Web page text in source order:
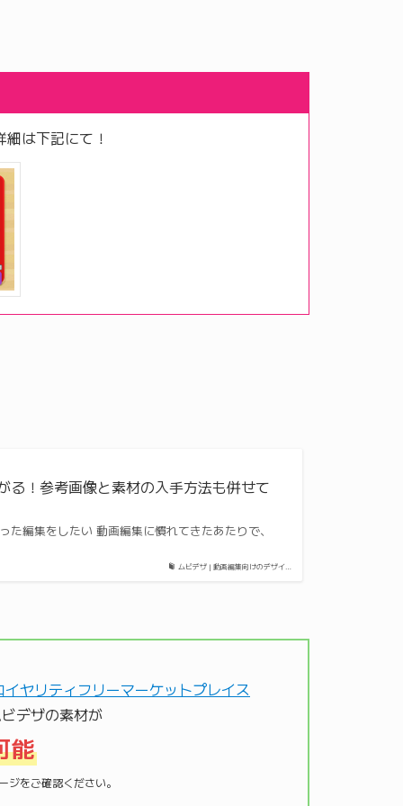
は下記にて！
ムビデザ | 動画編集向けのデザイ…
る！参考画像と素材の入手方法も併せて
編集をしたい 動画編集に慣れてきたあたりで、
デザの素材が
能
をご確認ください。